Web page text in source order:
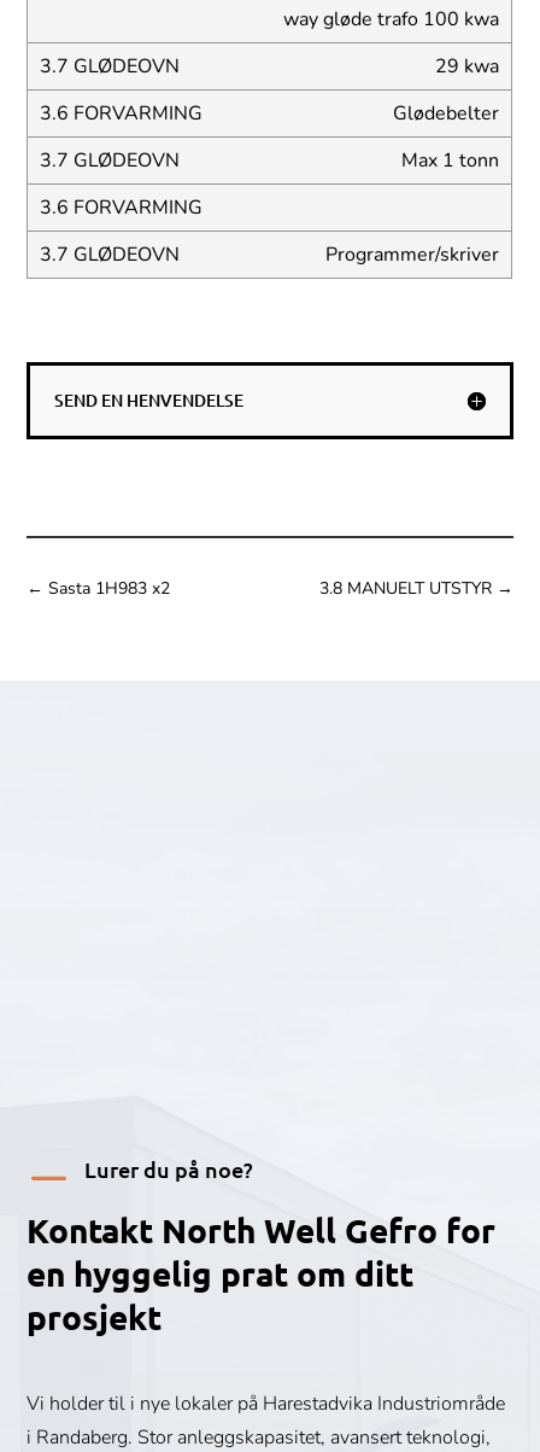
way gløde trafo 100 kwa
29 kwa
Glødebelter
Max 1 tonn
Programmer/skriver
SEND EN HENVENDELSE
←Sasta 1H983 x2 3.8 MANUELT UTSTYR→
K Lurer du på noe?
Kontakt North Well Gefro for
en hyggelig prat om ditt
prosjekt
Vi holder til i nye lokaler på Harestadvika Industriområde
i Randaberg. Stor anleggskapasitet, avansert teknologi,